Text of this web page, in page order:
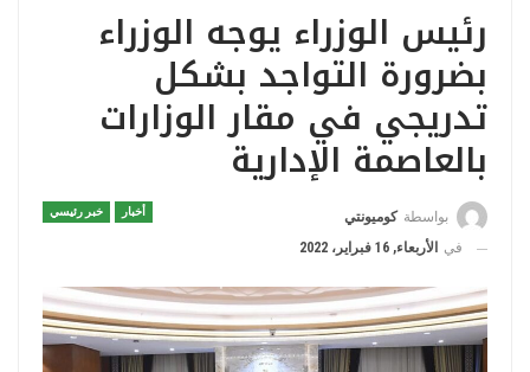
رئيس الوزراء يوجه الوزراء
بضرورة التواجد بشكل
تدريجي في مقار الوزارات
بالعاصمة الإدارية
أخبار خبر رئيسي بواسطة كوميونتي
في
الأربعاء, 16 فبراير، 2022